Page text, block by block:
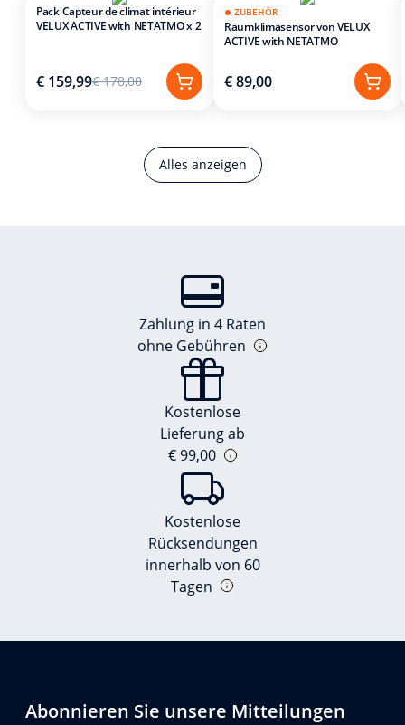
Alles anzeigen
Pack Capteur de climat intérieur
VELUX ACTIVE with NETATMO x 2
€ 159,99€ 178,00
ZUBEHÖR
Raumklimasensor von VELUX
ACTIVE with NETATMO
€ 89,00
Zahlung in 4 Raten
ohne Gebühren
Kostenlose
Lieferung ab
€ 99,00
Kostenlose
Rücksendungen
innerhalb von 60
Tagen
Abonnieren Sie unsere Mitteilungen